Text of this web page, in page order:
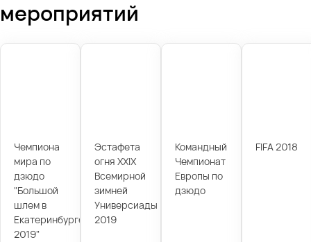
мероприятий
Чемпиона
мира по
дзюдо
"Большой
шлем в
Екатеринбурге
2019"
Эстафета
огня XXIX
Всемирной
зимней
Универсиады
2019
Командный
Чемпионат
Европы по
дзюдо
FIFA 2018